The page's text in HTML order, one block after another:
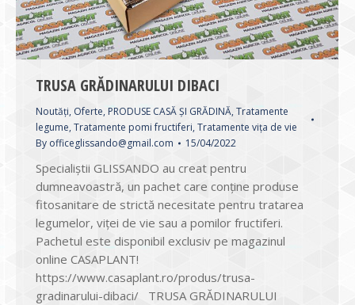
TRUSA GRĂDINARULUI DIBACI
Noutăți, Oferte, PRODUSE CASĂ ȘI GRĂDINĂ, Tratamente
legume,Tratamente pomi fructiferi, Tratamente vița de vie
By officeglissando@gmail.com 15/04/2022
Specialiștii GLISSANDO au creat pentru
dumneavoastră, un pachet care conține produse
fitosanitare de strictă necesitate pentru tratarea
legumelor, viței de vie sau a pomilor fructiferi.
Pachetul este disponibil exclusiv pe magazinul
online CASAPLANT!
https://www.casaplant.ro/produs/trusa-
gradinarului-dibaci/ TRUSA GRĂDINARULUI